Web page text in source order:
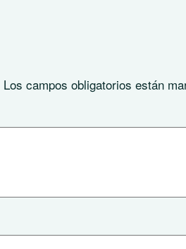
Los campos obligatorios están